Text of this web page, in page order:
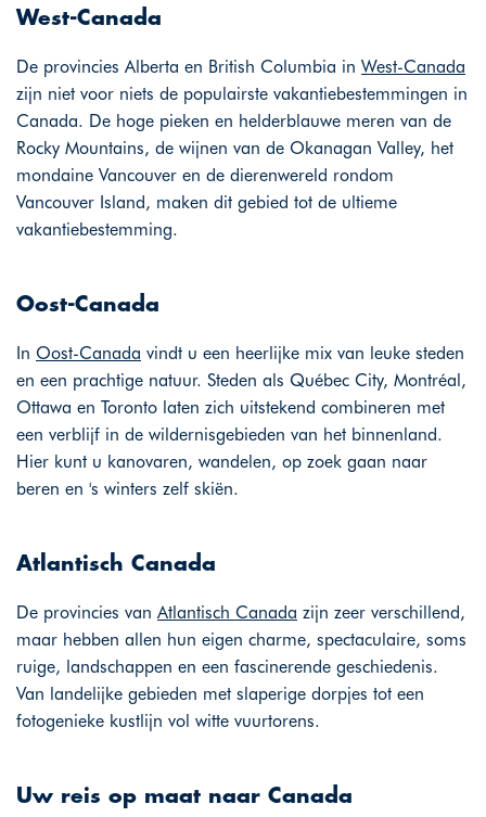
West-Canada
De provincies Alberta en British Columbia in West-Canada
zijn niet voor niets de populairste vakantiebestemmingen in
Canada. De hoge pieken en helderblauwe meren van de
Rocky Mountains, de wijnen van de Okanagan Valley, het
mondaine Vancouver en de dierenwereld rondom
Vancouver Island, maken dit gebied tot de ultieme
vakantiebestemming.
Oost-Canada
In Oost-Canada vindt u een heerlijke mix van leuke steden
en een prachtige natuur. Steden als Québec City, Montréal,
Ottawa en Toronto laten zich uitstekend combineren met
een verblijf in de wildernisgebieden van het binnenland.
Hier kunt u kanovaren, wandelen, op zoek gaan naar
beren en 's winters zelf skiën.
Atlantisch Canada
De provincies van Atlantisch Canada zijn zeer verschillend,
maar hebben allen hun eigen charme, spectaculaire, soms
ruige, landschappen en een fascinerende geschiedenis.
Van landelijke gebieden met slaperige dorpjes tot een
fotogenieke kustlijn vol witte vuurtorens.
Uw reis op maat naar Canada